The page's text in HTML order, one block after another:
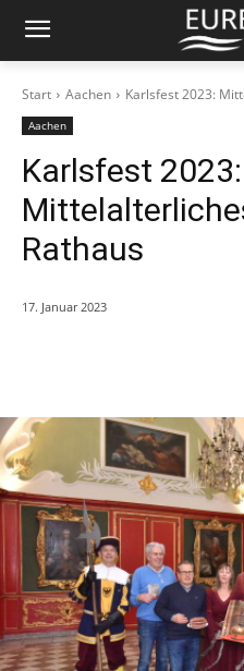
Start Aachen Karlsfest 2023:
Aachen
Karlsfest 2023:
Rathaus
17. Januar 2023